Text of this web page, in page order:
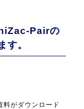
Pairの
す。
がダウンロード